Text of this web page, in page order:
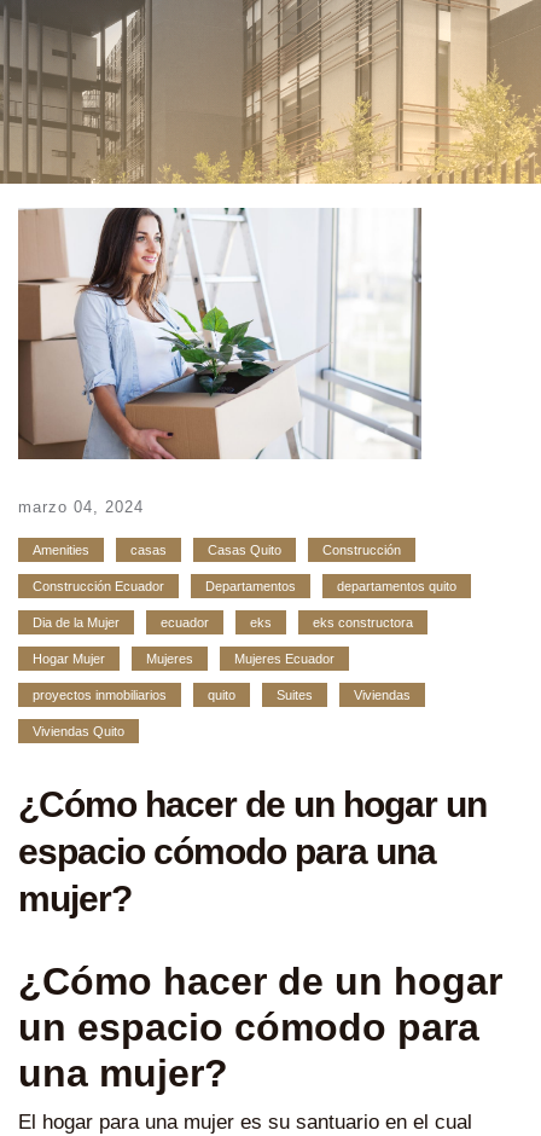
marzo 04, 2024
Amenities casas Casas Quito Construcción
Construcción Ecuador Departamentos departamentos quito
Dia de la Mujer ecuador eks eks constructora
Hogar Mujer Mujeres Mujeres Ecuador
proyectos inmobiliarios quito Suites Viviendas
Viviendas Quito
¿Cómo hacer de un hogar un
espacio cómodo para una
mujer?
¿Cómo hacer de un hogar
un espacio cómodo para
una mujer?
El hogar para una mujer es su santuario en el cual